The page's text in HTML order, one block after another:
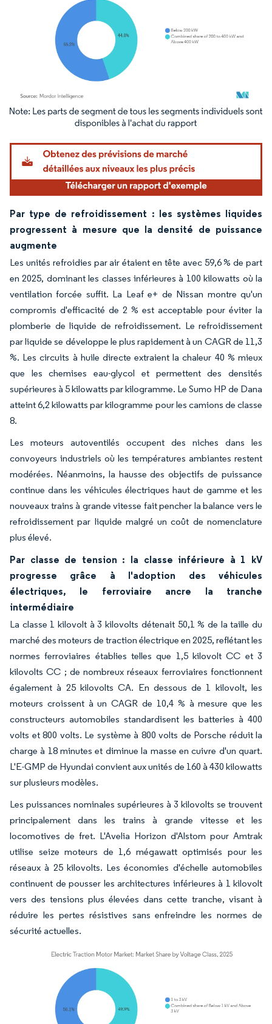
Image © Mordor Intelligence. La réutilisation nécessite une attribution sous CC BY
Par type de refroidissement : les systèmes liquides
progressent à mesure que la densité de puissance
augmente
Les unités refroidies par air étaient en tête avec 59,6 % de part
en 2025, dominant les classes inférieures à 100 kilowatts où la
ventilation forcée suffit. La Leaf e+ de Nissan montre qu'un
compromis d'efficacité de 2 % est acceptable pour éviter la
plomberie de liquide de refroidissement. Le refroidissement
par liquide se développe le plus rapidement à un CAGR de 11,3
%. Les circuits à huile directe extraient la chaleur 40 % mieux
que les chemises eau-glycol et permettent des densités
supérieures à 5 kilowatts par kilogramme. Le Sumo HP de Dana
atteint 6,2 kilowatts par kilogramme pour les camions de classe
8.
Les moteurs autoventilés occupent des niches dans les
convoyeurs industriels où les températures ambiantes restent
modérées. Néanmoins, la hausse des objectifs de puissance
continue dans les véhicules électriques haut de gamme et les
nouveaux trains à grande vitesse fait pencher la balance vers le
refroidissement par liquide malgré un coût de nomenclature
plus élevé.
Par classe de tension : la classe inférieure à 1 kV
progresse grâce à l'adoption des véhicules
électriques, le ferroviaire ancre la tranche
intermédiaire
La classe 1 kilovolt à 3 kilovolts détenait 50,1 % de la taille du
marché des moteurs de traction électrique en 2025, reflétant les
normes ferroviaires établies telles que 1,5 kilovolt CC et 3
kilovolts CC ; de nombreux réseaux ferroviaires fonctionnent
également à 25 kilovolts CA. En dessous de 1 kilovolt, les
moteurs croissent à un CAGR de 10,4 % à mesure que les
constructeurs automobiles standardisent les batteries à 400
volts et 800 volts. Le système à 800 volts de Porsche réduit la
charge à 18 minutes et diminue la masse en cuivre d'un quart.
L'E-GMP de Hyundai convient aux unités de 160 à 430 kilowatts
sur plusieurs modèles.
Les puissances nominales supérieures à 3 kilovolts se trouvent
principalement dans les trains à grande vitesse et les
locomotives de fret. L'Avelia Horizon d'Alstom pour Amtrak
utilise seize moteurs de 1,6 mégawatt optimisés pour les
réseaux à 25 kilovolts. Les économies d'échelle automobiles
continuent de pousser les architectures inférieures à 1 kilovolt
vers des tensions plus élevées dans cette tranche, visant à
réduire les pertes résistives sans enfreindre les normes de
sécurité actuelles.